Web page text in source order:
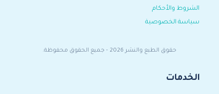
الشروط والأحكام
سياسة الخصوصية
حقوق الطبع والنشر 2026 - جميع الحقوق محفوظة.
الخدمات